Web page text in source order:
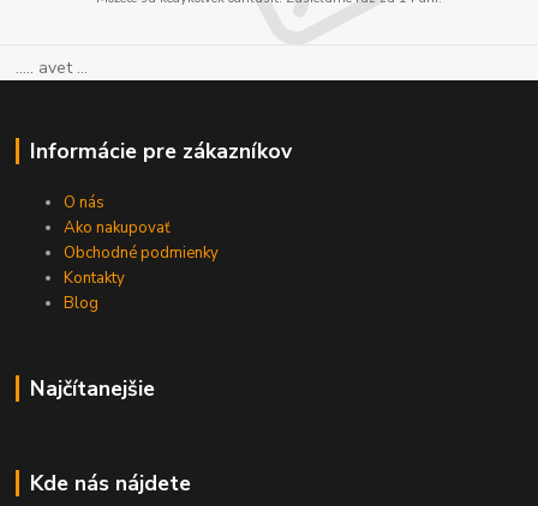
..... avet ...
Informácie pre zákazníkov
O nás
Ako nakupovať
Obchodné podmienky
Kontakty
Blog
Najčítanejšie
Kde nás nájdete